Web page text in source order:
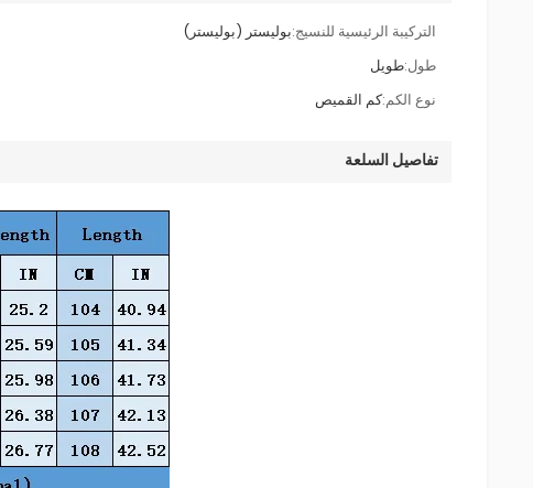
التركيبة الرئيسية للنسيج:بوليستر (بوليستر)
طول:طويل
نوع الكم:كم القميص
تفاصيل السلعة